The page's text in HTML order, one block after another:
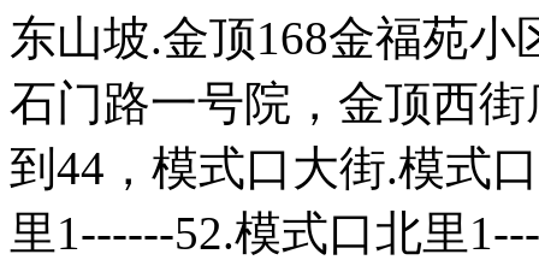
东山坡.金顶168金福苑
石门路一号院，金顶西
到44，模式口大街.模式
里1------52.模式口北里